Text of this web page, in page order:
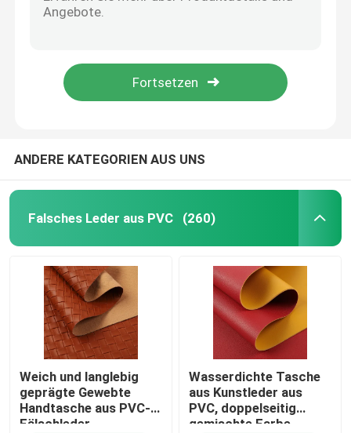
Gewebe aus Silikonleder
ANDERE KATEGORIEN AUS UNS
Falsches Leder aus PVC (260)
Weich und langlebig
geprägte Gewebte
Handtasche aus PVC-
Fälschleder
Wasserdichte Tasche
aus Kunstleder aus
PVC, doppelseitig
gemischte Farbe